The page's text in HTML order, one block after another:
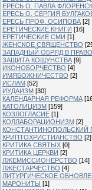
ЕРЕСЬ О. ПАВЛА
ЕРЕСЬ О. СЕРГИЯ
ЕРЕСЬ ПРОФ. ОСИПОВА [2]
ЕРЕТИЧЕСКИЕ КНИГИ [16]
ЕРЕТИЧЕСКИЕ СМИ [1]
ЖЕНСКОЕ СВЯЩЕНСТВО
ЗАПАДНЫЙ ОБРЯД В
ЗАЩИТА КОЩУНСТВА [9]
ИКОНОБОРЧЕСТВО [4]
ИМЯБОЖНИЧЕСТВО [2]
ИСЛАМ [52]
ИУДАИЗМ [30]
КАЛЕНДАРНАЯ РЕФОРМА
КАТОЛИЦИЗМ [159]
КОЗЛОГЛАСИЕ [1]
КОЛЛАБОРАЦИОНИЗМ [2]
КОНСТАНТИНОПОЛЬСКИЙ
КРИПТОХРИСТИАНСТВО [2]
КРИТИКА СВЯТЫХ [0]
КРИТИКА ЦЕРКВИ [2]
ЛЖЕМИССИОНЕРСТВО [14]
ЛЖЕСТАРЧЕСТВО [4]
ЛИТУРГИЧЕСКОЕ
МАРОНИТЫ [1]